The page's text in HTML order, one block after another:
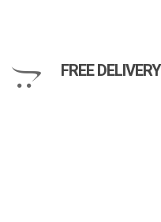
FREE DELIVERY